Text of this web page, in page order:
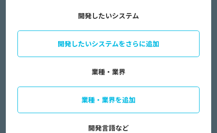
開発したいシステム
開発したいシステムをさらに追加
業種・業界
業種・業界を追加
開発言語など